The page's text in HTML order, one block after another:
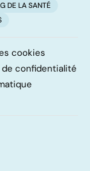
DE LA SANTÉ
cookies
confidentialité